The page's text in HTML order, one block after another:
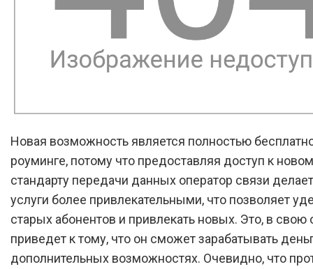
Новая возможность является полностью
роуминге, потому что предоставляя доступ к
стандарту передачи данных оператор связи
услуги более привлекательными, что позволяет
старых абонентов и привлекать новых. Это, в свою
приведет к тому, что он сможет зарабатывать
дополнительных возможностях. Очевидно, что